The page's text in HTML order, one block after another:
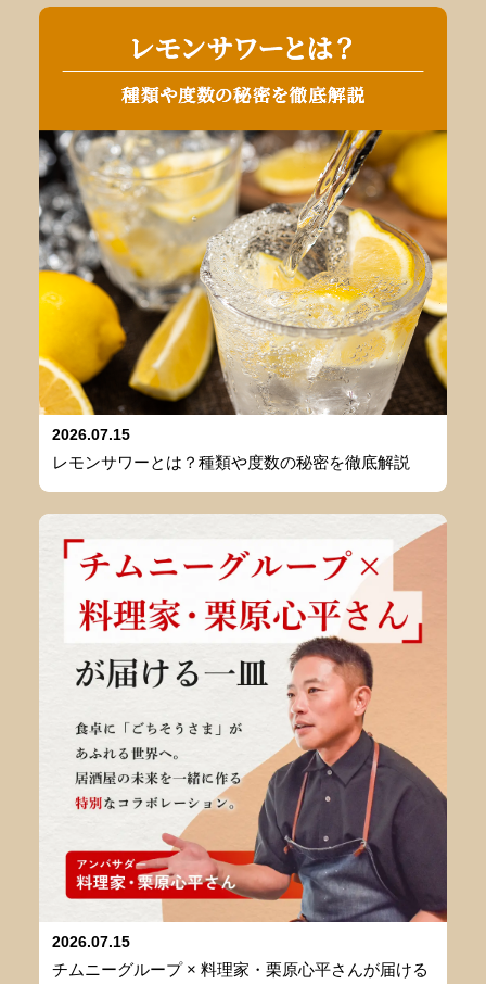
2026.07.15
レモンサワーとは？種類や度数の秘密を徹底解説
2026.07.15
チムニーグループ × 料理家・栗原心平さんが届ける